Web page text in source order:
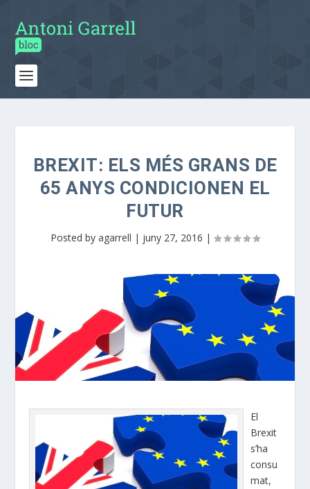
BREXIT: ELS MÉS GRANS DE
65 ANYS CONDICIONEN EL
FUTUR
Posted by agarrell | juny 27, 2016 |
El
Brexit
s’ha
consu
mat,